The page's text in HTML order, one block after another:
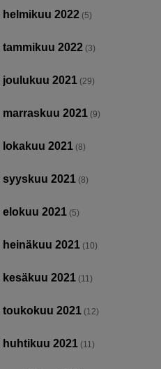
helmikuu 2022 (5)
tammikuu 2022 (3)
joulukuu 2021 (29)
marraskuu 2021 (9)
lokakuu 2021 (8)
syyskuu 2021 (8)
elokuu 2021 (5)
heinäkuu 2021 (10)
kesäkuu 2021 (11)
toukokuu 2021 (12)
huhtikuu 2021 (11)